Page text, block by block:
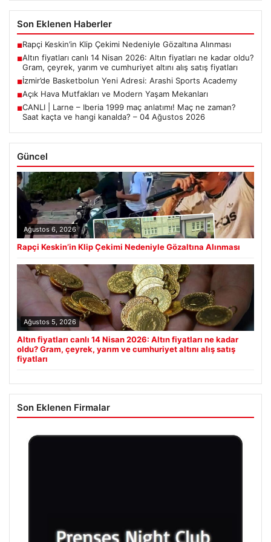
Son Eklenen Haberler
■Rapçi Keskin’in Klip Çekimi Nedeniyle Gözaltına Alınması
■Altın fiyatları canlı 14 Nisan 2026: Altın fiyatları ne kadar oldu?
Gram, çeyrek, yarım ve cumhuriyet altını alış satış fiyatları
■İzmir’de Basketbolun Yeni Adresi: Arashi Sports Academy
■Açık Hava Mutfakları ve Modern Yaşam Mekanları
■CANLI | Larne – Iberia 1999 maç anlatımı! Maç ne zaman?
Saat kaçta ve hangi kanalda? – 04 Ağustos 2026
Güncel
Ağustos 6, 2026
Rapçi Keskin’in Klip Çekimi Nedeniyle Gözaltına Alınması
Ağustos 5, 2026
Altın fiyatları canlı 14 Nisan 2026: Altın fiyatları ne kadar
oldu? Gram, çeyrek, yarım ve cumhuriyet altını alış satış
fiyatları
Son Eklenen Firmalar